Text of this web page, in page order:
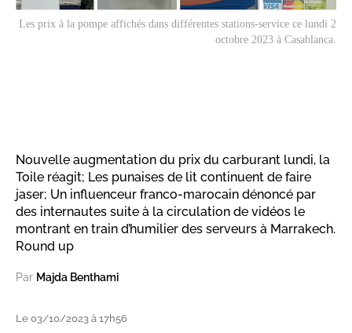
Les prix à la pompe affichés dans différentes stations-service ce lundi 2
octobre 2023 à Casablanca.
Nouvelle augmentation du prix du carburant lundi, la
Toile réagit; Les punaises de lit continuent de faire
jaser; Un influenceur franco-marocain dénoncé par
des internautes suite à la circulation de vidéos le
montrant en train d’humilier des serveurs à Marrakech.
Round up
Par Majda Benthami
Le 03/10/2023 à 17h56